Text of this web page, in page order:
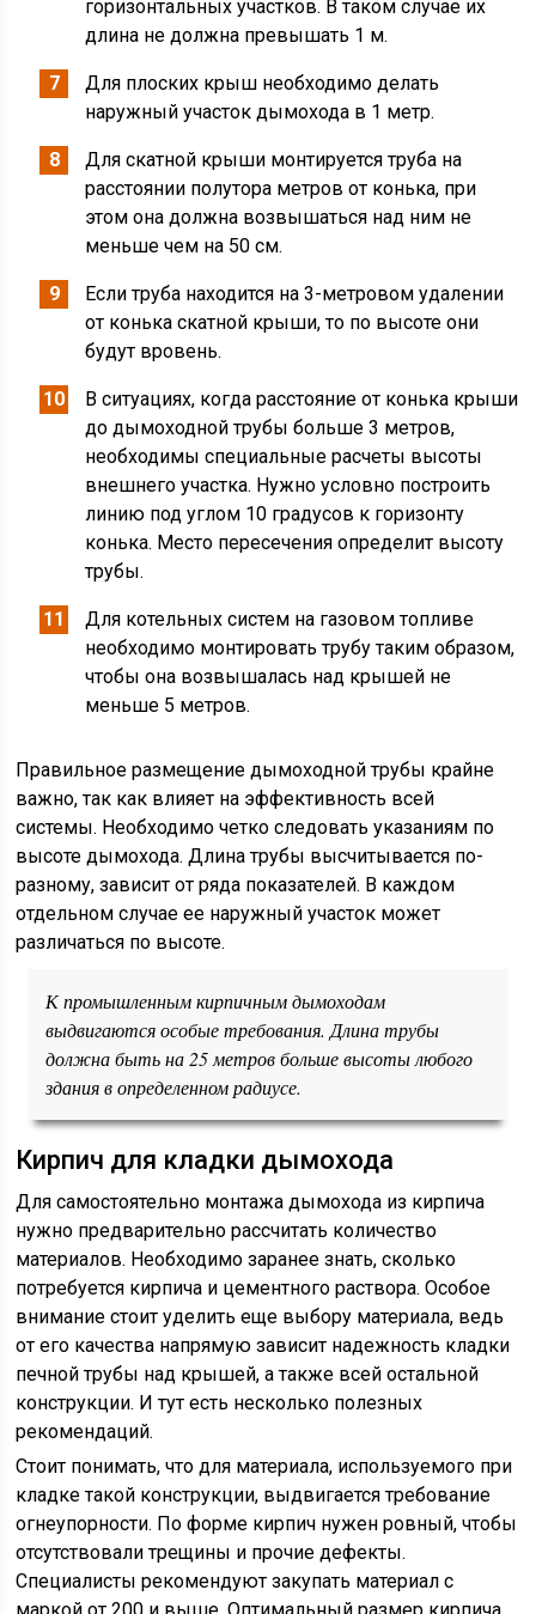
горизонтальных участков. В таком случае их
длина не должна превышать 1 м.
Для плоских крыш необходимо делать
наружный участок дымохода в 1 метр.
Для скатной крыши монтируется труба на
расстоянии полутора метров от конька, при
этом она должна возвышаться над ним не
меньше чем на 50 см.
Если труба находится на 3-метровом удалении
от конька скатной крыши, то по высоте они
будут вровень.
В ситуациях, когда расстояние от конька крыши
до дымоходной трубы больше 3 метров,
необходимы специальные расчеты высоты
внешнего участка. Нужно условно построить
линию под углом 10 градусов к горизонту
конька. Место пересечения определит высоту
трубы.
Для котельных систем на газовом топливе
необходимо монтировать трубу таким образом,
чтобы она возвышалась над крышей не
меньше 5 метров.
Правильное размещение дымоходной трубы крайне
важно, так как влияет на эффективность всей
системы. Необходимо четко следовать указаниям по
высоте дымохода. Длина трубы высчитывается по-
разному, зависит от ряда показателей. В каждом
отдельном случае ее наружный участок может
различаться по высоте.
К промышленным кирпичным дымоходам
выдвигаются особые требования. Длина трубы
должна быть на 25 метров больше высоты любого
здания в определенном радиусе.
Кирпич для кладки дымохода
Для самостоятельно монтажа дымохода из кирпича
нужно предварительно рассчитать количество
материалов. Необходимо заранее знать, сколько
потребуется кирпича и цементного раствора. Особое
внимание стоит уделить еще выбору материала, ведь
от его качества напрямую зависит надежность кладки
печной трубы над крышей, а также всей остальной
конструкции. И тут есть несколько полезных
рекомендаций.
Стоит понимать, что для материала, используемого при
кладке такой конструкции, выдвигается требование
огнеупорности. По форме кирпич нужен ровный, чтобы
отсутствовали трещины и прочие дефекты.
Специалисты рекомендуют закупать материал с